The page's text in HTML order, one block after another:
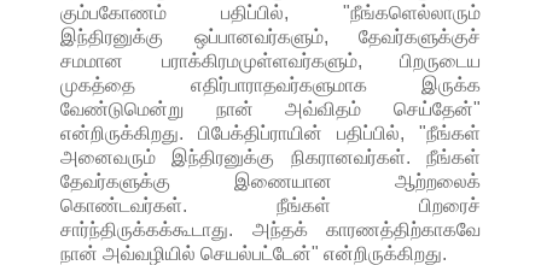
கும்பகோணம் பதிப்பில், "நீங்களெல்லாரும்
இந்திரனுக்கு ஒப்பானவர்களும், தேவர்களுக்குச்
சமமான பராக்கிரமமுள்ளவர்களும், பிறருடைய
முகத்தை எதிர்பாராதவர்களுமாக இருக்க
வேண்டுமென்று நான் அவ்விதம் செய்தேன்"
என்றிருக்கிறது. பிபேக்திப்ராயின் பதிப்பில், "நீங்கள்
அனைவரும் இந்திரனுக்கு நிகரானவர்கள். நீங்கள்
தேவர்களுக்கு இணையான ஆற்றலைக்
கொண்டவர்கள். நீங்கள் பிறரைச்
சார்ந்திருக்கக்கூடாது. அந்தக் காரணத்திற்காகவே
நான் அவ்வழியில் செயல்பட்டேன்" என்றிருக்கிறது.